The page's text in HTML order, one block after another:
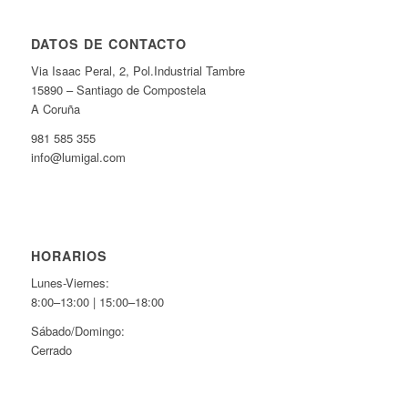
DATOS DE CONTACTO
Via Isaac Peral, 2, Pol.Industrial Tambre
15890 – Santiago de Compostela
A Coruña
981 585 355
info@lumigal.com
HORARIOS
Lunes-Viernes:
8:00–13:00 | 15:00–18:00
Sábado/Domingo:
Cerrado